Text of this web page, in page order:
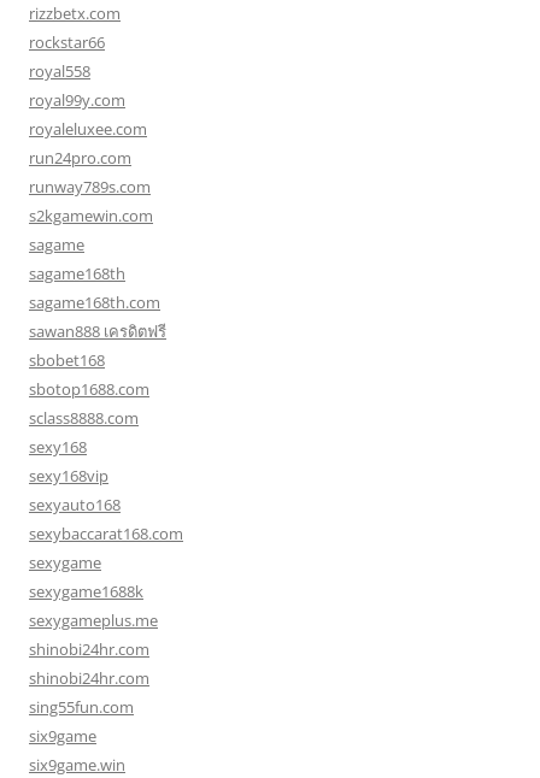
rizzbetx.com
rockstar66
royal558
royal99y.com
royaleluxee.com
run24pro.com
runway789s.com
s2kgamewin.com
sagame
sagame168th
sagame168th.com
sawan888 เครดิตฟรี
sbobet168
sbotop1688.com
sclass8888.com
sexy168
sexy168vip
sexyauto168
sexybaccarat168.com
sexygame
sexygame1688k
sexygameplus.me
shinobi24hr.com
shinobi24hr.com
sing55fun.com
six9game
six9game.win